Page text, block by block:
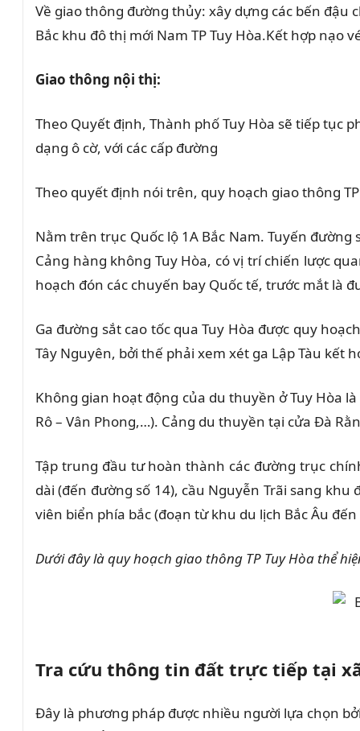
Về giao thông đường thủy: xây dựng các bến đậu
Bắc khu đô thị mới Nam TP Tuy Hòa.Kết hợp
Giao thông nội thị:
Theo Quyết định, Thành phố Tuy Hòa sẽ tiếp tục
dạng ô cờ, với các cấp đường
Theo quyết định nói trên, quy hoạch giao thông
Nằm trên trục Quốc lộ 1A Bắc Nam. Tuyến
Cảng hàng không Tuy Hòa, có vị trí chiến lược
hoạch đón các chuyến bay Quốc tế, trước mắt là
Ga đường sắt cao tốc qua Tuy Hòa được quy
Tây Nguyên, bởi thế phải xem xét ga Lập Tàu kết
Không gian hoạt động của du thuyền ở Tuy Hòa
Rô – Vân Phong,…). Cảng du thuyền tại cửa Đà
Tập trung đầu tư hoàn thành các đường trục
dài (đến đường số 14), cầu Nguyễn Trãi sang
viên biển phía bắc (đoạn từ khu du lịch Bắc Âu
Dưới đây là quy hoạch giao thông TP Tuy Hòa thể
Tra cứu thông tin đất trực tiếp tại
Đây là phương pháp được nhiều người lựa chọn